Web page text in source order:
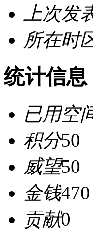
上次发
所在时
统计信息
已用空
积分50
威望50
金钱
贡献0